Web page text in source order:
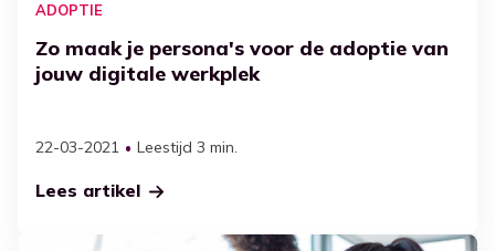
ADOPTIE
Zo maak je persona's voor de adoptie van
jouw digitale werkplek
22-03-2021 Leestijd 3 min.
Lees artikel